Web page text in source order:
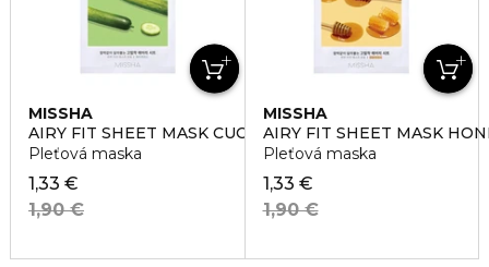
MISSHA
AIRY FIT SHEET MASK CUCUMBER
Pleťová maska
1,33 €
1,90 €
MISSHA
AIRY FIT SHEET MASK
Pleťová maska
1,33 €
1,90 €